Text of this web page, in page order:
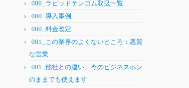
000_ラピッドテレコム取扱一覧
000_導入事例
000_料金改定
001_この業界のよくないところ：悪質
な営業
001_他社との違い、今のビジネスホン
のままでも使えます